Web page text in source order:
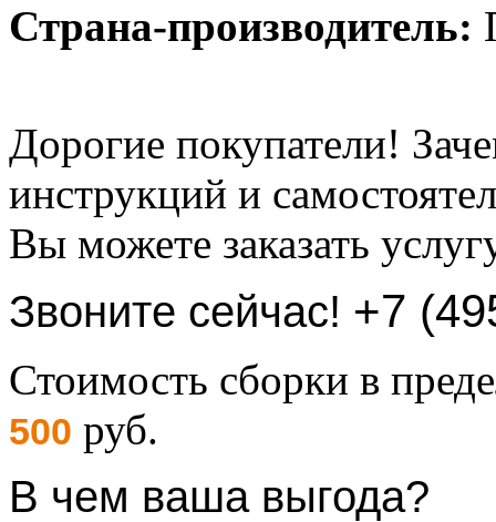
Страна-производитель:
Дорогие покупатели!
инструкций и
Вы можете заказать
Звоните сейчас! +7
Стоимость сборки в
500 руб.
В чем ваша выгода?